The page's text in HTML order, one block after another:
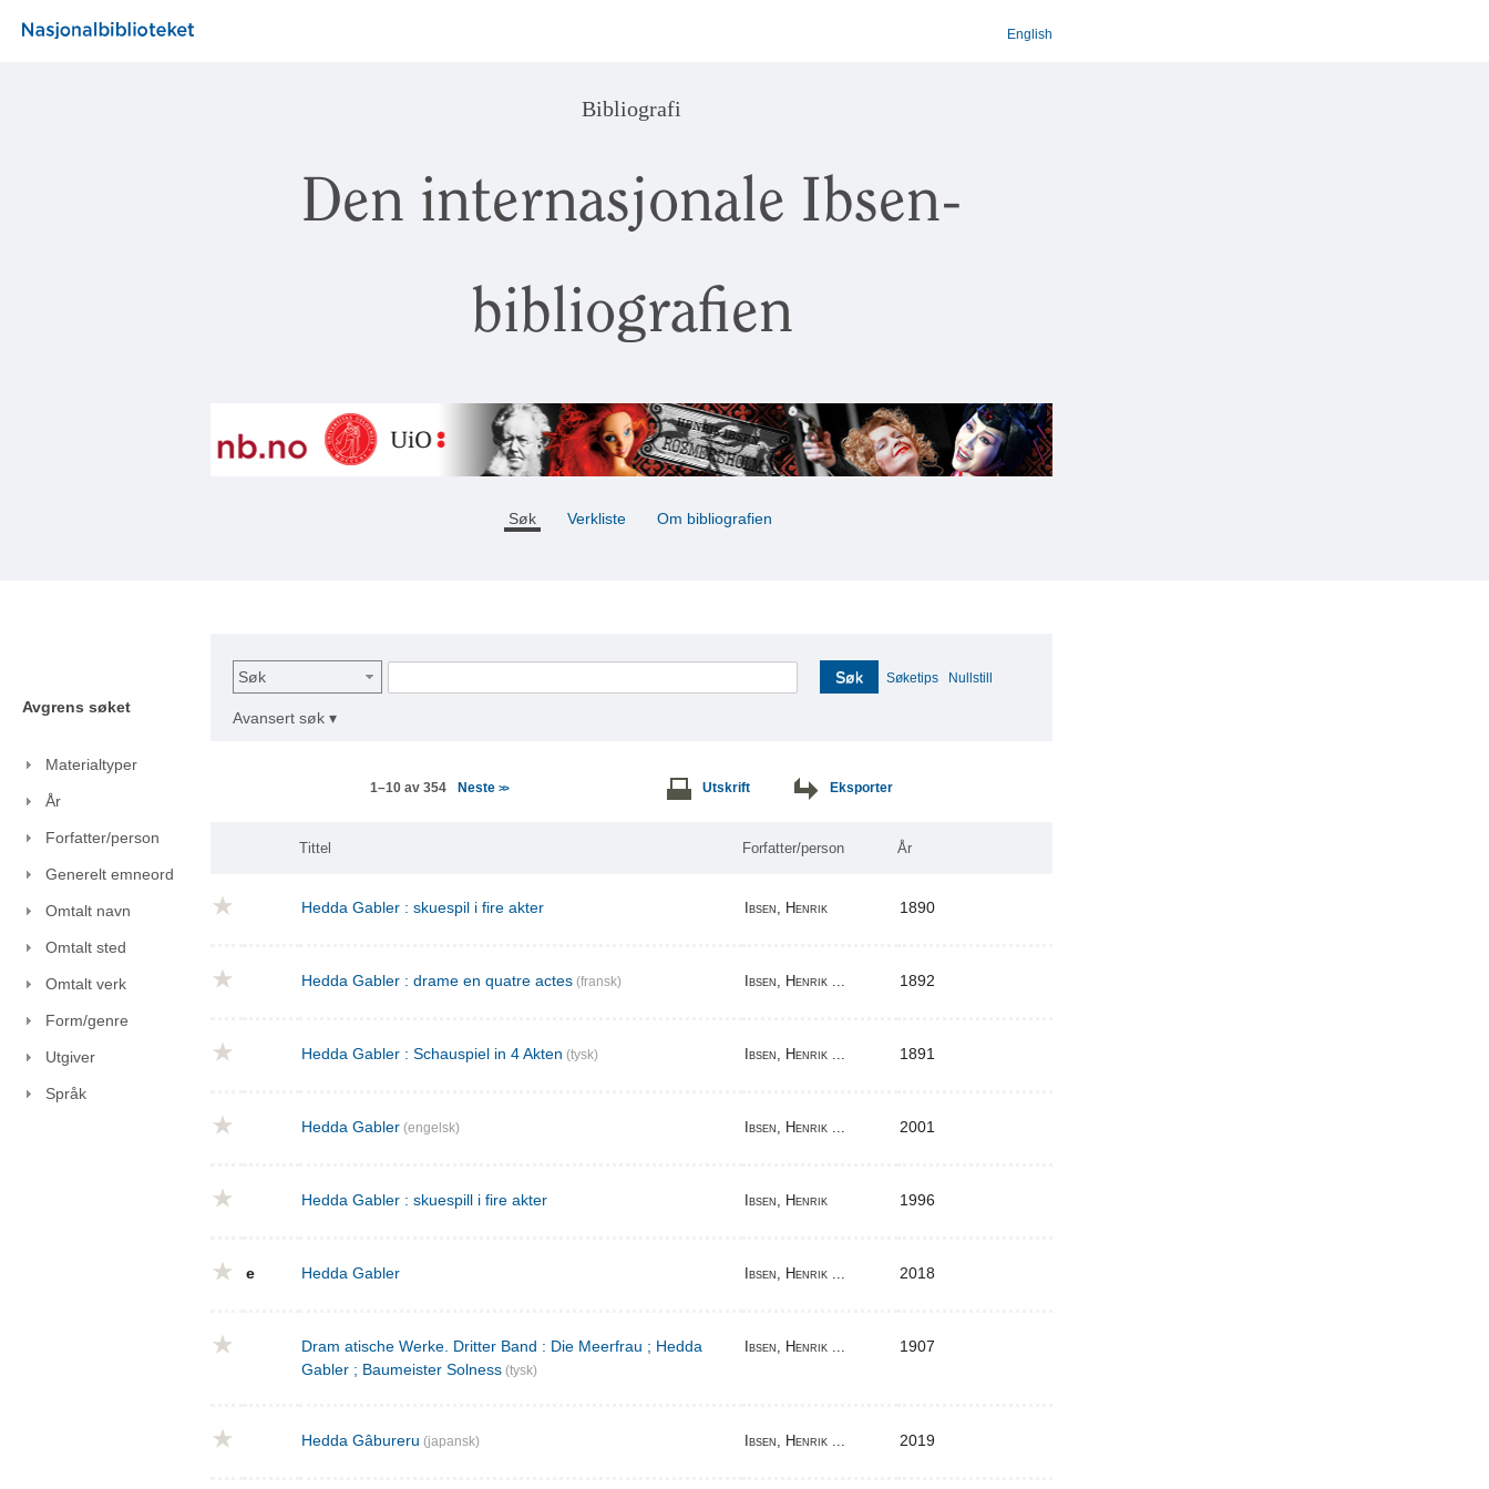
English
Bibliografi
Den internasjonale Ibsen-
bibliografien
Søk Verkliste Om bibliografien
Avgrens søket
Materialtyper
År
Forfatter/person
Generelt emneord
Omtalt navn
Omtalt sted
Omtalt verk
Form/genre
Utgiver
Språk
Søk Søk Søketips Nullstill
Avansert søk ▾
1–10 av 354 Neste >> Utskrift Eksporter
Tittel Forfatter/person År
Hedda Gabler : skuespil i fire akter Ibsen, Henrik 1890
Hedda Gabler : drame en quatre actes (fransk) Ibsen, Henrik ... 1892
Hedda Gabler : Schauspiel in 4 Akten (tysk) Ibsen, Henrik ... 1891
Hedda Gabler (engelsk) Ibsen, Henrik ... 2001
Hedda Gabler : skuespill i fire akter Ibsen, Henrik 1996
e Hedda Gabler Ibsen, Henrik ... 2018
Dram atische Werke. Dritter Band : Die Meerfrau ; Hedda
Gabler ; Baumeister Solness (tysk)
Ibsen, Henrik ... 1907
Hedda Gâbureru (japansk) Ibsen, Henrik ... 2019